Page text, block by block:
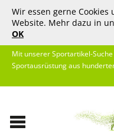
Wir essen gerne
Website. Mehr dazu in
OK
Mit unserer Sportartikel-
Sportausrüstung aus